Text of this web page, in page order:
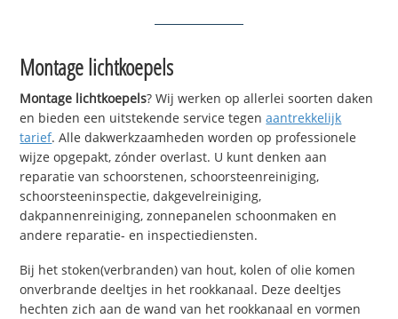
Montage lichtkoepels
Montage lichtkoepels? Wij werken op allerlei soorten daken
en bieden een uitstekende service tegenaantrekkelijk
tarief. Alle dakwerkzaamheden worden op professionele
wijze opgepakt, zónder overlast. U kunt denken aan
reparatie van schoorstenen, schoorsteenreiniging,
schoorsteeninspectie, dakgevelreiniging,
dakpannenreiniging, zonnepanelen schoonmaken en
andere reparatie- en inspectiediensten.
Bij het stoken(verbranden) van hout, kolen of olie komen
onverbrande deeltjes in het rookkanaal. Deze deeltjes
hechten zich aan de wand van het rookkanaal en vormen